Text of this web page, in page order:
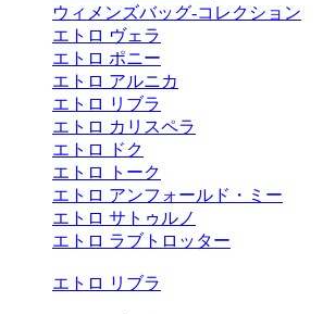
ウィメンズバッグ-コレクション
エトロ ヴェラ
エトロ ポニー
エトロ アルニカ
エトロ リブラ
エトロ カリスペラ
エトロ ドク
エトロ トーク
エトロ アンフォールド・ミー
エトロ サトゥルノ
エトロ ラブトロッター
エトロ リブラ